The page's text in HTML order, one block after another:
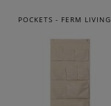
POCKETS - FERM LIVING